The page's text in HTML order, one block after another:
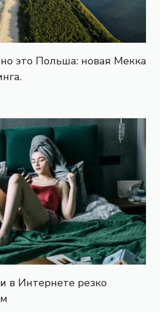
это Польша: новая Мекка
в Интернете резко